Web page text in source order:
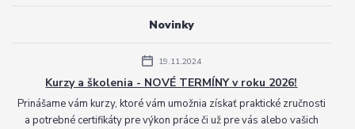
Novinky
19.11.2024
Kurzy a školenia - NOVÉ TERMÍNY v roku 2026!
Prinášame vám kurzy, ktoré vám umožnia získať praktické zručnosti
a potrebné certifikáty pre výkon práce či už pre vás alebo vašich